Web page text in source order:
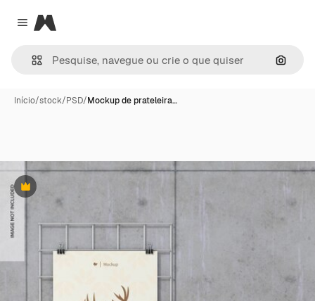
Close menu
Magnific
Início/stock/PSD/Mockup de prateleira…
Premium